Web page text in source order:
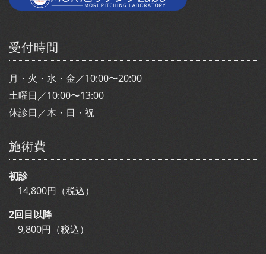
受付時間
月・火・水・金／10:00〜20:00
土曜日／10:00〜13:00
休診日／木・日・祝
施術費
初診
14,800円（税込）
2回目以降
9,800円（税込）